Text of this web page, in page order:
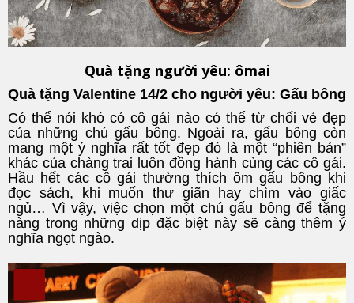
Quà tặng người yêu: ômai
Quà tặng Valentine 14/2 cho người yêu: Gấu bông
Có thể nói khó có cô gái nào có thể từ chối vẻ đẹp
của những chú gấu bông. Ngoài ra, gấu bông còn
mang một ý nghĩa rất tốt đẹp đó là một “phiên bản”
khác của chàng trai luôn đồng hành cùng các cô gái.
Hầu hết các cô gái thường thích ôm gấu bông khi
đọc sách, khi muốn thư giãn hay chìm vào giấc
ngủ… Vì vậy, việc chọn một chú gấu bông để tặng
nàng trong những dịp đặc biệt này sẽ càng thêm ý
nghĩa ngọt ngào.